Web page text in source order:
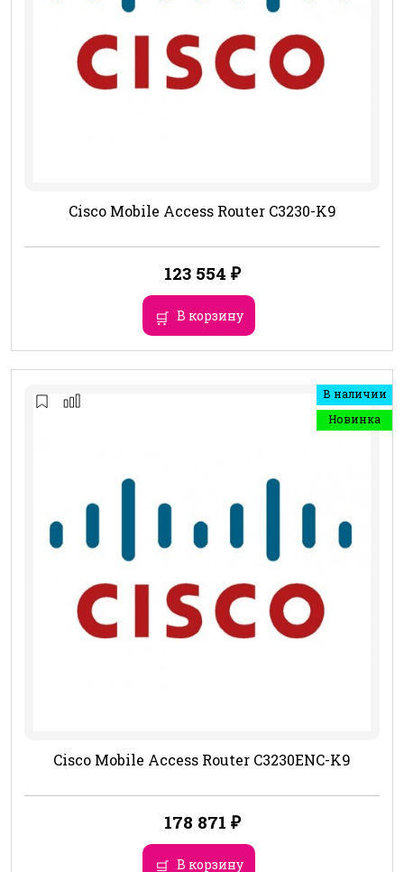
Cisco Mobile Access Router C3230-K9
123 554 ₽
В корзину
В наличии
Новинка
Cisco Mobile Access Router C3230ENC-K9
178 871 ₽
В корзину